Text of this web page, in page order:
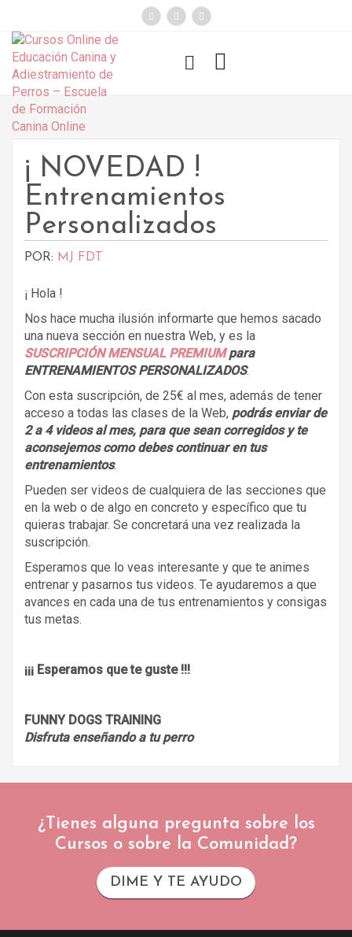
Funny Dogs
¡ NOVEDAD !
Entrenamientos
Personalizados
POR: MJ FDT
¡ Hola !
Nos hace mucha ilusión informarte que hemos sacado
una nueva sección en nuestra Web, y es la
SUSCRIPCIÓN MENSUAL PREMIUMpara
ENTRENAMIENTOS PERSONALIZADOS.
Con esta suscripción, de 25€ al mes, además de tener
acceso a todas las clases de la Web, podrás enviar de
2 a 4 videos al mes, para que sean corregidos y te
aconsejemos como debes continuar en tus
entrenamientos.
Pueden ser videos de cualquiera de las secciones que
en la web o de algo en concreto y específico que tu
quieras trabajar. Se concretará una vez realizada la
suscripción.
Esperamos que lo veas interesante y que te animes
entrenar y pasarnos tus videos. Te ayudaremos a que
avances en cada una de tus entrenamientos y consigas
tus metas.
¡¡¡ Esperamos que te guste !!!
FUNNY DOGS TRAINING
Disfruta enseñando a tu perro
¿Tienes alguna pregunta sobre los
Cursos o sobre la Comunidad?
DIME Y TE AYUDO